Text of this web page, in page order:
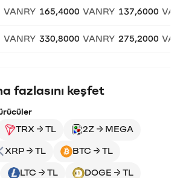
VANRY 165,4000 VANRY 137,6000
VANRY 330,8000 VANRY 275,2000
fazlasını keşfet
TRX → TL 2Z → MEGA
XRP → TL BTC → TL
LTC → TL DOGE → TL